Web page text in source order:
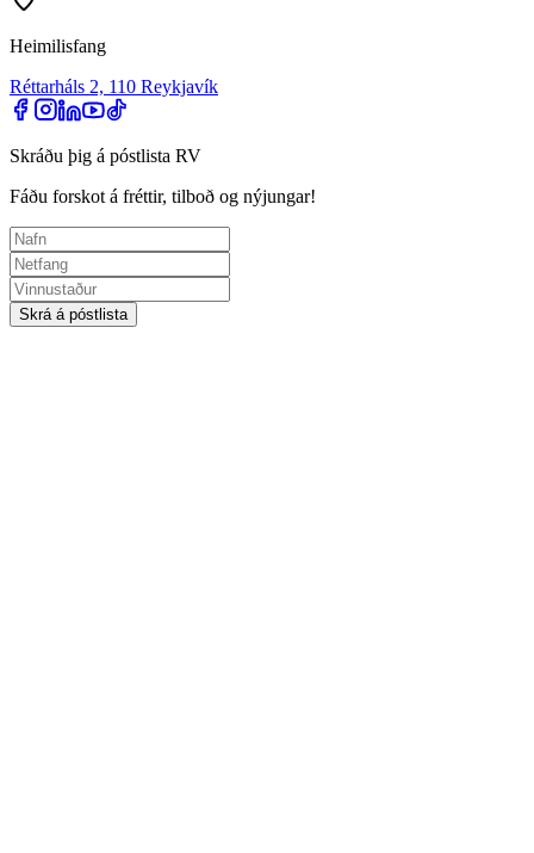
Heimilisfang
Réttarháls 2, 110 Reykjavík
Skráðu þig á póstlista RV
Fáðu forskot á fréttir, tilboð og nýjungar!
Skrá á póstlista